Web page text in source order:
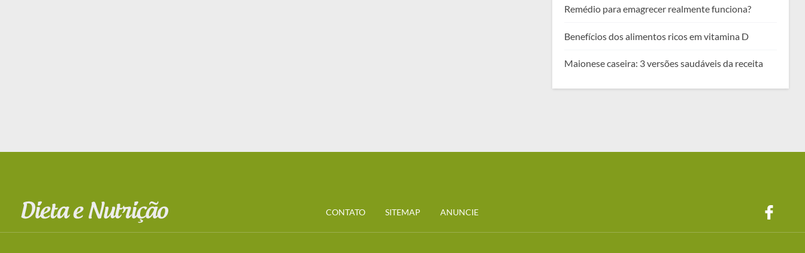
Remédio para emagrecer realmente funciona?
Benefícios dos alimentos ricos em vitamina D
Maionese caseira: 3 versões saudáveis da receita
CONTATO SITEMAP ANUNCIE